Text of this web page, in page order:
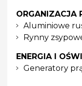
ORGANIZACJA
Aluminiowe
Rynny
ENERGIA I
Generatory